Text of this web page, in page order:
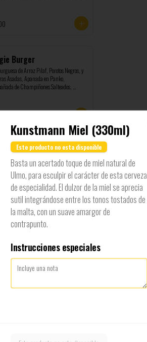
Burger
de Arroz Pilaf, Porotos Negros, y
Asadas, Apanada en Panko,
de Champiñones Salteados,
Seven
ser mejor, doble smash burger, doble
Kunstmann Miel (330ml)
Este producto no esta disponible
Basta un acertado toque de miel natural de
Ulmo, para esculpir el carácter de esta cerveza
de especialidad. El dulzor de la miel se aprecia
sutil integrándose entre los tonos tostados de
la malta, con un suave amargor de
contrapunto.
Instrucciones especiales